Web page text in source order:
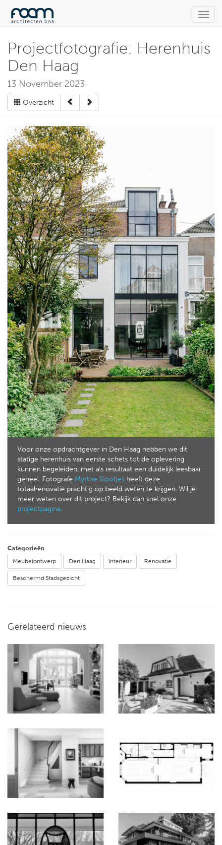
Projectfotografie: Herenhuis
Den Haag
13 November 2023
Overzicht
Voor onze opdrachtgever in Den Haag hebben we dit
statige herenhuis van eerste schets tot de oplevering
kunnen begeleiden, met als resultaat een duidelijk leesbaar
geheel. Fotografe Myrthe Slootjes heeft deze
totaalrenovatie prachtig op beeld weten te krijgen. Wil je
meer weten over dit project? Bekijk dan snel onze
projectpagina.
Categorieën
Meubelontwerp
Den Haag Interieur Renovatie
Beschermd Stadsgezicht
Gerelateerd nieuws